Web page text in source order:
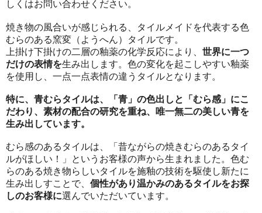
しくはお問い合わせください。
焼き物の風合いが感じられる、タイルメイドを代表する色
むらのある窯変（ようへん）タイルです。
上掛け下掛けの二層の釉薬の化学反応により、 世界に一つ
だけの表情を生み出します。色の変化を起こしやすい釉薬
を使用し、一点一点表情の違うタイルとなります。
特に、青むらタイルは、「青」の色出しと「むら感」にこ
だわり、素材の配合の研究を重ね、唯一無二の美しい青を
生み出しています。
むら感のあるタイルは、「昔ながらの焼きむらのあるタイ
ルがほしい！」というお客様の声から生まれました。色む
らのある焼き物らしいタイルを施釉の技術を駆使し新たに
生み出しすことで、 個性があり温かみのあるタイルをお探
しのお客様に選んでいただいています。